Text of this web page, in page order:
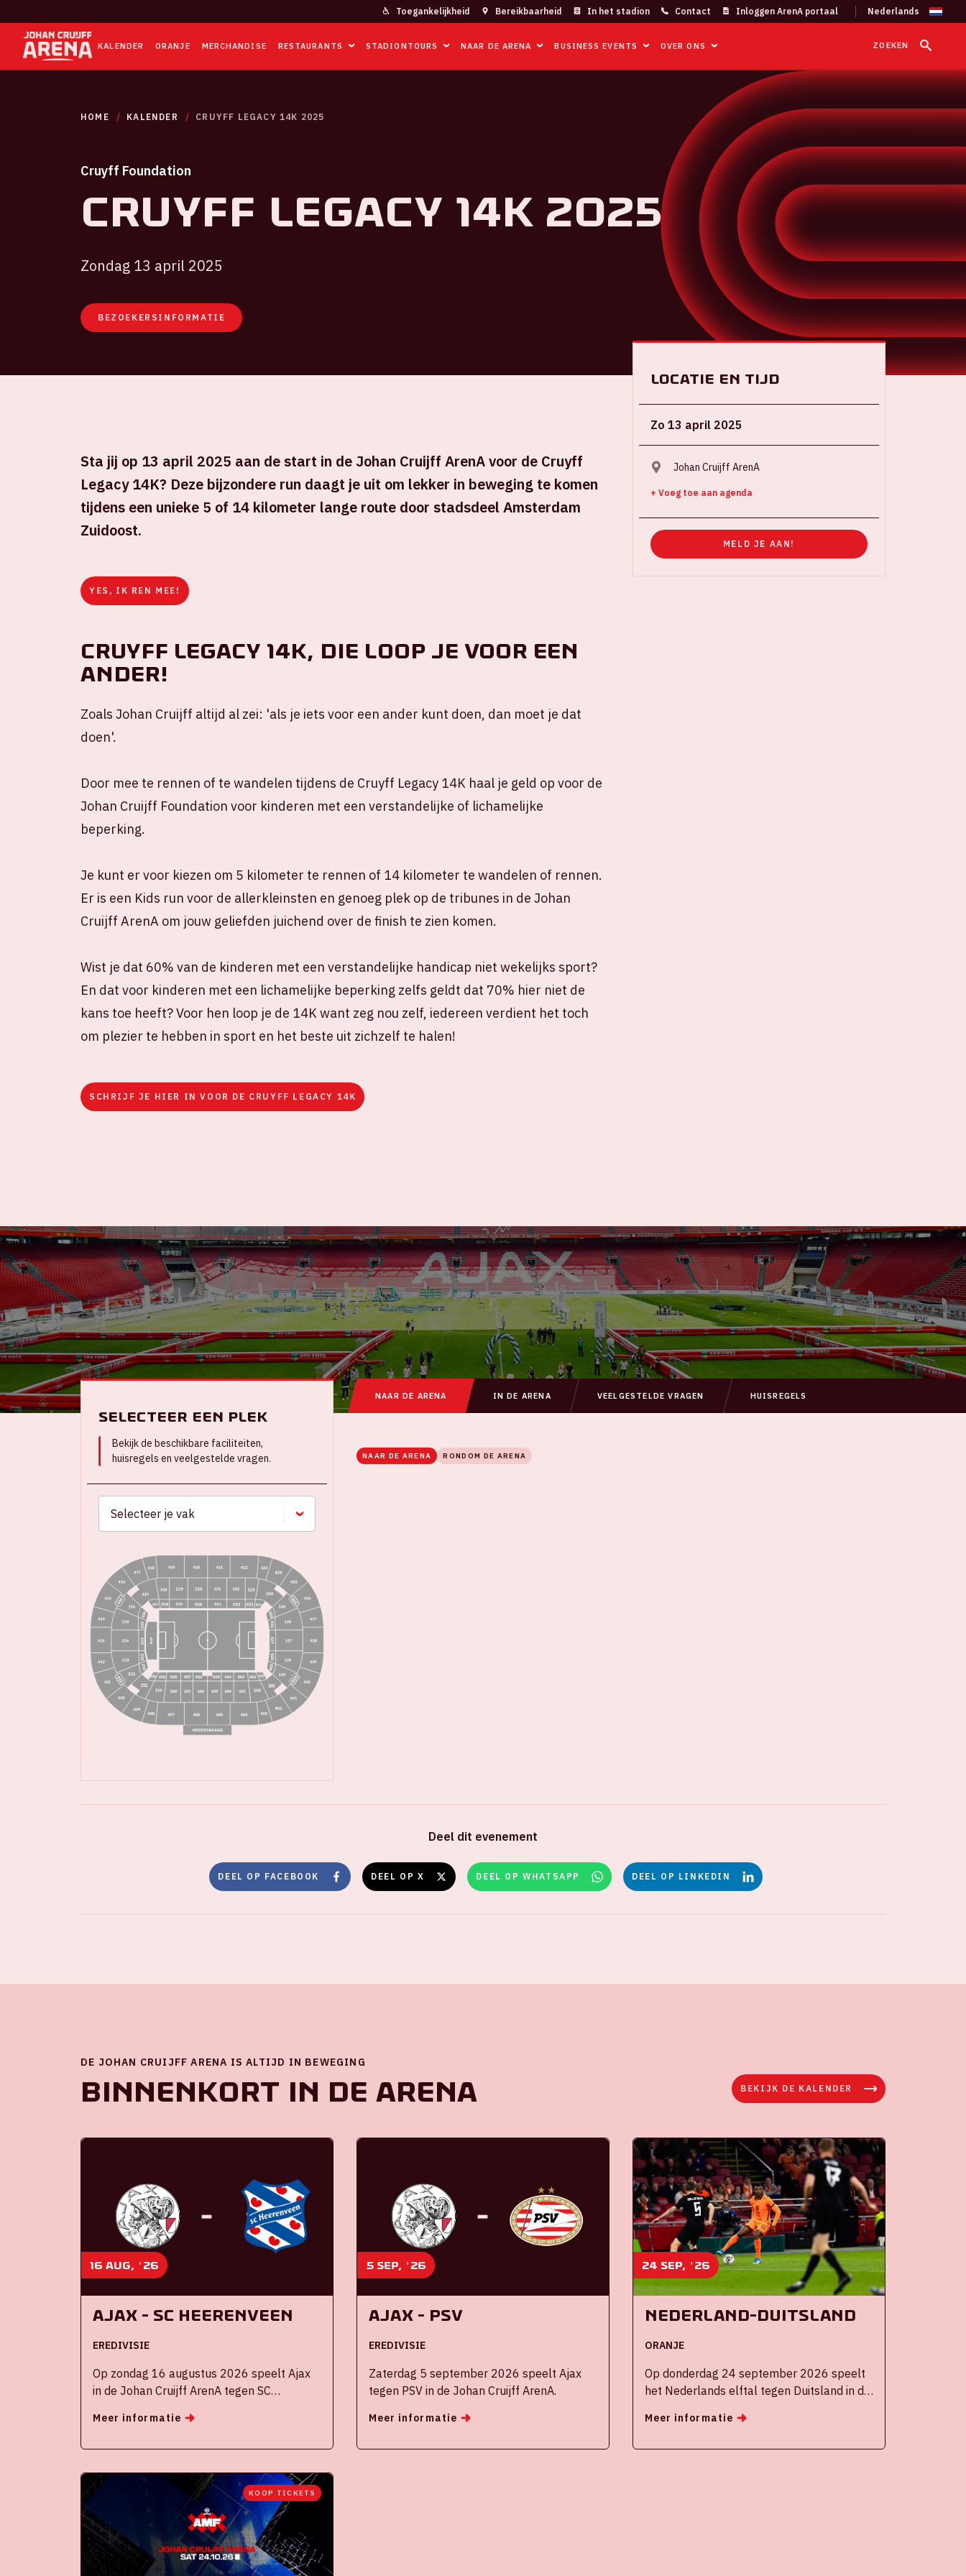
Toegankelijkheid Bereikbaarheid In het stadion Contact Inloggen ArenA portaal
KALENDER ORANJE MERCHANDISE RESTAURANTS STADIONTOURS NAAR DE ARENA BUSINESS EVENTS OVER ONS ZOEKEN
HOME KALENDER CRUYFF LEGACY 14K 2025
Cruyff Foundation
Cruyff Legacy 14K 2025
Zondag 13 april 2025
BEZOEKERSINFORMATIE
Sta jij op 13 april 2025 aan de start in de Johan Cruijff ArenA voor de Cruyff
Legacy 14K? Deze bijzondere run daagt je uit om lekker in beweging te komen
tijdens een unieke 5 of 14 kilometer lange route door stadsdeel Amsterdam
Zuidoost.
YES, IK REN MEE!
Cruyff Legacy 14K, die loop je voor een
ander!
Zoals Johan Cruijff altijd al zei: 'als je iets voor een ander kunt doen, dan moet je dat
doen'.
Door mee te rennen of te wandelen tijdens de Cruyff Legacy 14K haal je geld op voor de
Johan Cruijff Foundation voor kinderen met een verstandelijke of lichamelijke
beperking.
Je kunt er voor kiezen om 5 kilometer te rennen of 14 kilometer te wandelen of rennen.
Er is een Kids run voor de allerkleinsten en genoeg plek op de tribunes in de Johan
Cruijff ArenA om jouw geliefden juichend over de finish te zien komen.
Wist je dat 60% van de kinderen met een verstandelijke handicap niet wekelijks sport?
En dat voor kinderen met een lichamelijke beperking zelfs geldt dat 70% hier niet de
kans toe heeft? Voor hen loop je de 14K want zeg nou zelf, iedereen verdient het toch
om plezier te hebben in sport en het beste uit zichzelf te halen!
SCHRIJF JE HIER IN VOOR DE CRUYFF LEGACY 14K
Locatie en tijd
Zo 13 april 2025
Johan Cruijff ArenA
+ Voeg toe aan agenda
MELD JE AAN!
NAAR DE ARENA IN DE ARENA VEELGESTELDE VRAGEN HUISREGELS
NAAR DE ARENA RONDOM DE ARENA
Selecteer een plek
Bekijk de beschikbare faciliteiten,
huisregels en veelgestelde vragen.
Deel dit evenement
DEEL OP FACEBOOK DEEL OP X DEEL OP WHATSAPP DEEL OP LINKEDIN
DE JOHAN CRUIJFF ARENA IS ALTIJD IN BEWEGING
Binnenkort in de ArenA BEKIJK DE KALENDER
16 aug, '26
Ajax - SC Heerenveen
EREDIVISIE
Op zondag 16 augustus 2026 speelt Ajax
in de Johan Cruijff ArenA tegen SC
Meer informatie
5 sep, '26
Ajax - PSV
EREDIVISIE
Zaterdag 5 september 2026 speelt Ajax
tegen PSV in de Johan Cruijff ArenA.
Meer informatie
24 sep, '26
Nederland-Duitsland
ORANJE
Op donderdag 24 september 2026 speelt
het Nederlands elftal tegen Duitsland in de
Meer informatie
KOOP TICKETS